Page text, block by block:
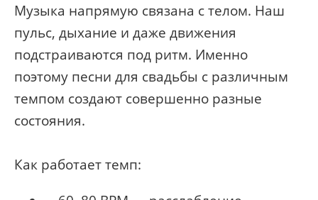
Музыка напрямую связана с телом. Наш
пульс, дыхание и даже движения
подстраиваются под ритм. Именно
поэтому песни для свадьбы с различным
темпом создают совершенно разные
состояния.
Как работает темп: